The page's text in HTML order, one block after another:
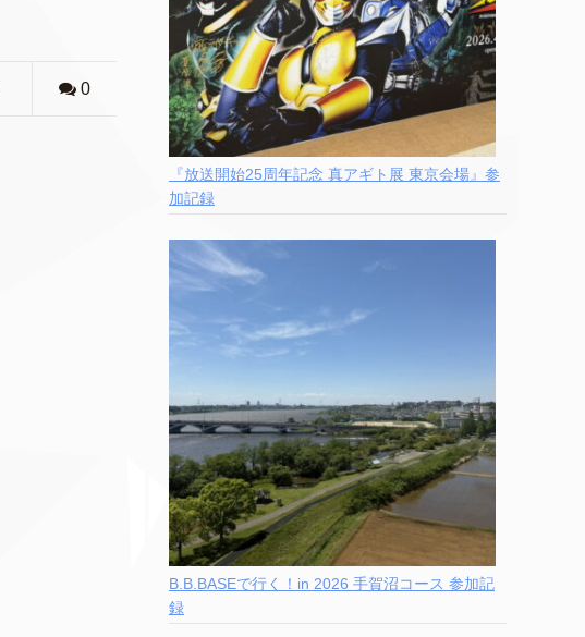
0
『放送開始25周年記念 真アギト展 東京会場』参
加記録
B.B.BASEで行く！in 2026 手賀沼コース 参加記
録